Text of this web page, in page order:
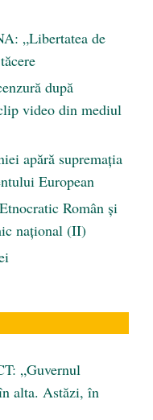
„Libertatea de
după
video din mediul
apără supremația
European
Român şi
naţional (II)
„Guvernul
alta. Astăzi, în